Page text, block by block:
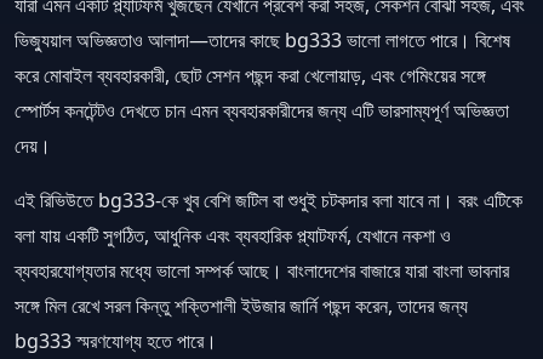
ভিজ্যুয়াল অভিজ্ঞতাও আলাদা—তাদের কাছে bg333 ভালো লাগতে পারে। বিশেষ
করে মোবাইল ব্যবহারকারী, ছোট সেশন পছন্দ করা খেলোয়াড়, এবং গেমিংয়ের সঙ্গে
স্পোর্টস কনটেন্টও দেখতে চান এমন ব্যবহারকারীদের জন্য এটি ভারসাম্যপূর্ণ অভিজ্ঞতা
দেয়।
এই রিভিউতে bg333-কে খুব বেশি জটিল বা শুধুই চটকদার বলা যাবে না। বরং এটিকে
বলা যায় একটি সুগঠিত, আধুনিক এবং ব্যবহারিক প্ল্যাটফর্ম, যেখানে নকশা ও
ব্যবহারযোগ্যতার মধ্যে ভালো সম্পর্ক আছে। বাংলাদেশের বাজারে যারা বাংলা ভাবনার
সঙ্গে মিল রেখে সরল কিন্তু শক্তিশালী ইউজার জার্নি পছন্দ করেন, তাদের জন্য
bg333 স্মরণযোগ্য হতে পারে।